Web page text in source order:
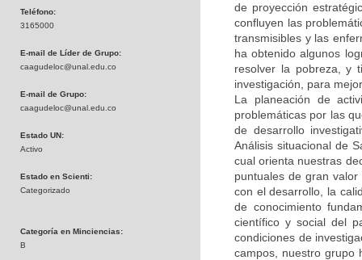
Teléfono:
3165000
E-mail de Líder de Grupo:
caagudeloc@unal.edu.co
E-mail de Grupo:
caagudeloc@unal.edu.co
Estado UN:
Activo
Estado en Scienti:
Categorizado
Categoría en Minciencias:
B
de proyección
confluyen las
transmisibles y las
ha obtenido algunos
resolver la pobreza, y
investigación, para
La planeación de
problemáticas por las
de desarrollo
Análisis situacional de
cual orienta nuestras
puntuales de gran
con el desarrollo, la
de conocimiento
científico y social del
condiciones de
campos, nuestro grupo